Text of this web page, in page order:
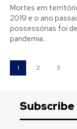
Mortes em
2019 e o ano
possessórias foi de 141%. A crise
pandemia...
1 2 3
Subscribe